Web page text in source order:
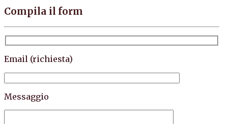
Compila il form
Email (richiesta)
Messaggio